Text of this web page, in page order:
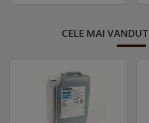
CELE MAI